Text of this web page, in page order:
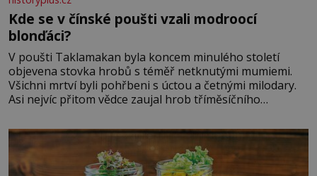
Kde se v čínské poušti vzali modroocí
blonďáci?
V poušti Taklamakan byla koncem minulého století
objevena stovka hrobů s téměř netknutými mumiemi.
Všichni mrtví byli pohřbeni s úctou a četnými milodary.
Asi nejvíc přitom vědce zaujal hrob tříměsíčního
blonďaté vlásky. Fakt, že jsou těla dávných lidí nesmírně
dobře zachovalá, přičítají odborníci zdejším klimatickým
podmínkám. Sucho, prosolené písky a extrémně